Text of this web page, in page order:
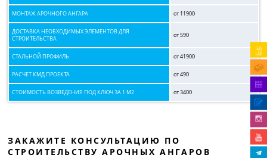
МОНТАЖ АРОЧНОГО АНГАРА от 11900
ДОСТАВКА НЕОБХОДИМЫХ ЭЛЕМЕНТОВ ДЛЯ
СТРОИТЕЛЬСТВА
от 590
СТАЛЬНОЙ ПРОФИЛЬ от 41900
РАСЧЕТ КМД ПРОЕКТА от 490
СТОИМОСТЬ ВОЗВЕДЕНИЯ ПОД КЛЮЧ ЗА 1 М2 от 3400
ЗАКАЖИТЕ КОНСУЛЬТАЦИЮ ПО
СТРОИТЕЛЬСТВУ АРОЧНЫХ АНГАРОВ